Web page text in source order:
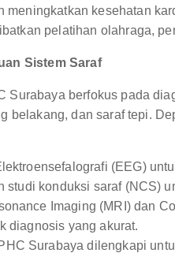
meningkatkan kesehatan
pelatihan olahraga,
Sistem Saraf
Surabaya berfokus pada
belakang, dan saraf tepi.
(EEG)
studi konduksi saraf (NCS)
Imaging (MRI) dan
diagnosis yang akurat.
Surabaya dilengkapi